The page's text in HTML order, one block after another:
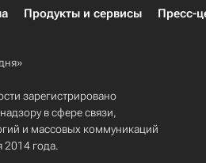
Продукты и сервисы Пресс-
зарегистрировано
в сфере связи,
и массовых коммуникаций
года.